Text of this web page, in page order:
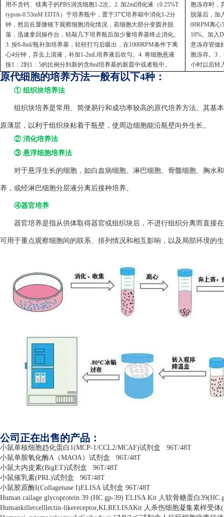
用不含钙、镁离子的PBS润洗细胞1-2次。2. 加2ml消化液（0.25%T
rypsin-0.53mM EDTA）于培养瓶中，置于37℃培养箱中消化1-2分
钟，然后在显微镜下观察细胞消化情况，若细胞大部分变圆并脱
落，迅速拿回操作台，轻敲几下培养瓶后加少量培养基终止消化。
3. 按6-8ml/瓶补加培养基，轻轻打匀后吸出，在1000RPM条件下离
心4分钟，弃去上清液，补加1-2mL培养液后吹匀。4. 将细胞悬液
按1：2到1：5的比例分到新的含8ml培养基的新皿中或者瓶中。
胞冻存时，
脱落后，加
00RPM离心
10%。加入
意冻存管做
胞冻存。3
小时以后转
原代细胞的培养方法一般有以下4种：
① 组织块培养法
组织块培养是常用、简便易行和成功率较高的原代培养方法。其基
原薄层，以利于组织块粘着于瓶壁，使周边细胞能沿瓶壁向外生长。
② 消化培养法
③ 悬浮细胞培养法
对于悬浮生长的细胞，如白血病细胞、淋巴细胞、骨髓细胞、胸水
养，或经淋巴细胞分层液分离后接种培养。
④器官培养
器官培养是指从供体取得器官或组织块后，不进行组织分离而直接
可用于重点观察细胞间的联系、排列情况和相互影响，以及局部环境的
公司正在出售的产品：
小鼠单核细胞趋化蛋白 1(MCP-1/CCL2/MCAF)试剂盒
96T/48T
小鼠单胺氧化酶A （MAOA）试剂盒
96T/48T
小鼠大内皮素(BigET)试剂盒
96T/48T
小鼠催乳素(PRL)试剂盒
96T/48T
小鼠胶原酶I(Collagenase I)ELISA 试剂盒 96T/48T
Human cailage glycoprotein 39 (HC gp-39) ELISA Kit 人软骨糖蛋白39(HC
Humankillercelllectin-likereceptor,KLRELISAKit 人杀伤细胞凝集素样受体